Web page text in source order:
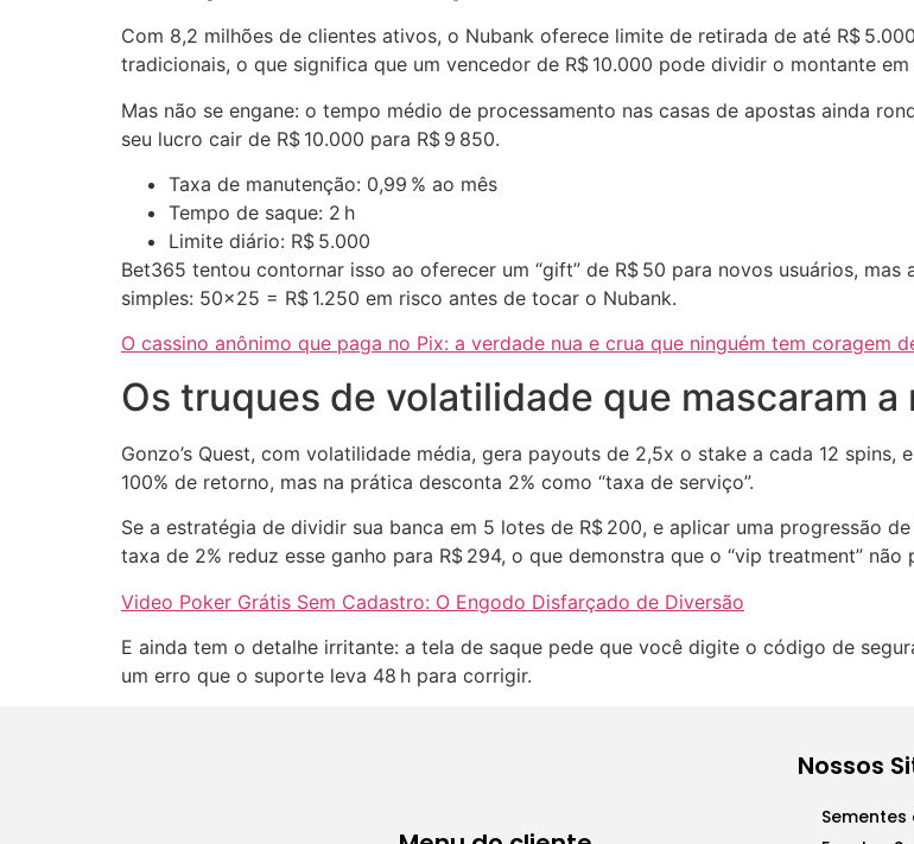
Com 8,2 milhões de clientes ativos, o Nubank oferece limite de retirada de até R$
tradicionais, o que significa que um vencedor de R$ 10.000 pode dividir o montante
Mas não se engane: o tempo médio de processamento nas casas de apostas ainda
seu lucro cair de R$ 10.000 para R$ 9 850.
Taxa de manutenção: 0,99 % ao mês
Tempo de saque: 2 h
Limite diário: R$ 5.000
Bet365 tentou contornar isso ao oferecer um “gift” de R$ 50 para novos usuários,
simples: 50×25 = R$ 1.250 em risco antes de tocar o Nubank.
O cassino anônimo que paga no Pix: a verdade nua e crua que ninguém tem coragem
Os truques de volatilidade que mascaram
Gonzo’s Quest, com volatilidade média, gera payouts de 2,5x o stake a cada 12
100% de retorno, mas na prática desconta 2% como “taxa de serviço”.
Se a estratégia de dividir sua banca em 5 lotes de R$ 200, e aplicar uma progressão
taxa de 2% reduz esse ganho para R$ 294, o que demonstra que o “vip treatment”
Video Poker Grátis Sem Cadastro: O Engodo Disfarçado de Diversão
E ainda tem o detalhe irritante: a tela de saque pede que você digite o código de
um erro que o suporte leva 48 h para corrigir.
Nossos
Sementes